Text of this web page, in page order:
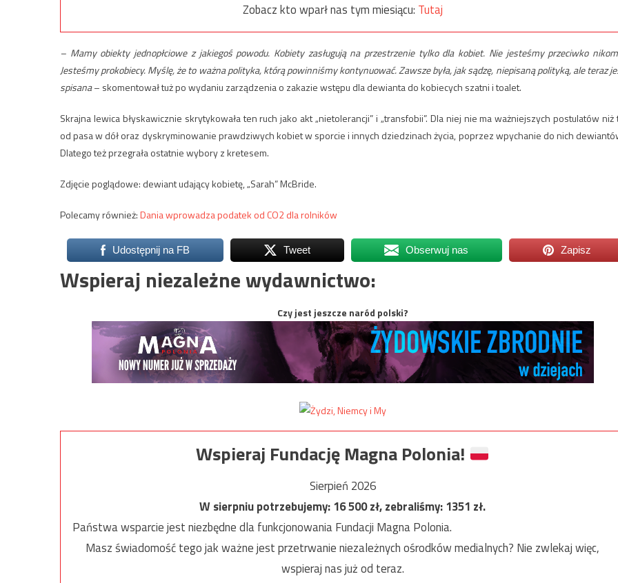
Zobacz kto wparł nas tym miesiącu: Tutaj
– Mamy obiekty jednopłciowe z jakiegoś powodu. Kobiety zasługują na przestrzenie tylko dla kobiet. Nie jesteśmy przeciwko
Jesteśmy prokobiecy. Myślę, że to ważna polityka, którą powinniśmy kontynuować. Zawsze była, jak sądzę, niepisaną polityką, ale teraz
spisana– skomentował tuż po wydaniu zarządzenia o zakazie wstępu dla dewianta do kobiecych szatni i toalet.
Skrajna lewica błyskawicznie skrytykowała ten ruch jako akt „nietolerancji” i „transfobii”. Dla niej nie ma ważniejszych postulatów niż
od pasa w dół oraz dyskryminowanie prawdziwych kobiet w sporcie i innych dziedzinach życia, poprzez wpychanie do nich
Dlatego też przegrała ostatnie wybory z kretesem.
Zdjęcie poglądowe: dewiant udający kobietę, „Sarah” McBride.
Polecamy również:Dania wprowadza podatek od CO2 dla rolników
Udostępnij na FB Tweet Obserwuj nas Zapisz
Wspieraj niezależne wydawnictwo:
Czy jest jeszcze naród polski?
Wspieraj Fundację Magna Polonia!
Sierpień 2026
W sierpniu potrzebujemy:16 500zł, zebraliśmy:1351 zł.
Państwa wsparcie jest niezbędne dla funkcjonowania Fundacji Magna Polonia.
Masz świadomość tego jak ważne jest przetrwanie niezależnych ośrodków medialnych? Nie zwlekaj więc,
wspieraj nas już od teraz.